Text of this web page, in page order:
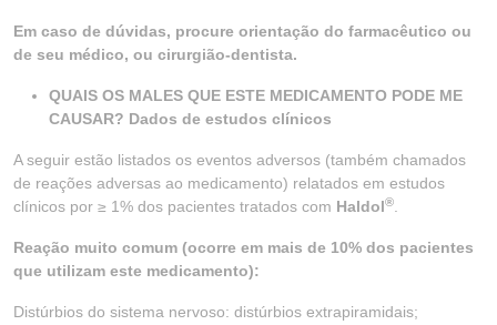
Em caso de dúvidas, procure orientação do farmacêutico ou
de seu médico, ou cirurgião-dentista.
QUAIS OS MALES QUE ESTE MEDICAMENTO PODE ME
CAUSAR? Dados de estudos clínicos
A seguir estão listados os eventos adversos (também chamados
de reações adversas ao medicamento) relatados em estudos
clínicos por ≥ 1% dos pacientes tratados com Haldol®
Reação muito comum (ocorre em mais de 10% dos pacientes
que utilizam este medicamento):
Distúrbios do sistema nervoso: distúrbios extrapiramidais;